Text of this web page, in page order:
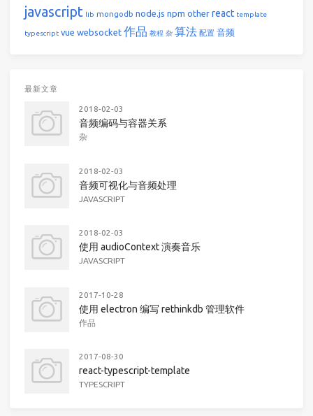
javascript lib mongodb node.js npm other react template
typescript vue websocket 作品 教程 杂 算法 配置 音频
最新文章
2018-02-03
音频编码与容器关系
杂
2018-02-03
音频可视化与音频处理
JAVASCRIPT
2018-02-03
使用 audioContext 演奏音乐
JAVASCRIPT
2017-10-28
使用 electron 编写 rethinkdb 管理软件
作品
2017-08-30
react-typescript-template
TYPESCRIPT